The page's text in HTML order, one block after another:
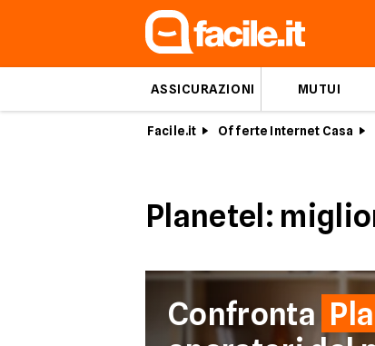
ASSICURAZIONI MUTUI
Facile.it Offerte Internet Casa
Planetel:
Confronta